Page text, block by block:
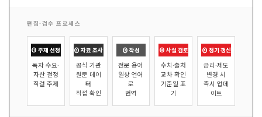
편집·검수 프로세스
① 주제 선정
독자 수요·
자산 결정
직결 주제
② 자료 조사
공식 기관
원문 데이
터
직접 확인
③ 작성
전문 용어
일상 언어
로
번역
④ 사실 검토
수치·출처
교차 확인
기준일 표
기
⑤ 정기 갱신
금리·제도
변경 시
즉시 업데
이트